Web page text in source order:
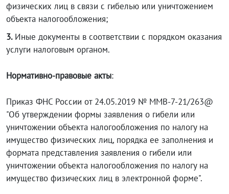
физических лиц в связи с гибелью или уничтожением
объекта налогообложения;
3. Иные документы в соответствии с порядком оказания
услуги налоговым органом.
Нормативно-правовые акты:
Приказ ФНС России от 24.05.2019 № ММВ-7-21/263@
"Об утверждении формы заявления о гибели или
уничтожении объекта налогообложения по налогу на
имущество физических лиц, порядка ее заполнения и
формата представления заявления о гибели или
уничтожении объекта налогообложения по налогу на
имущество физических лиц в электронной форме".